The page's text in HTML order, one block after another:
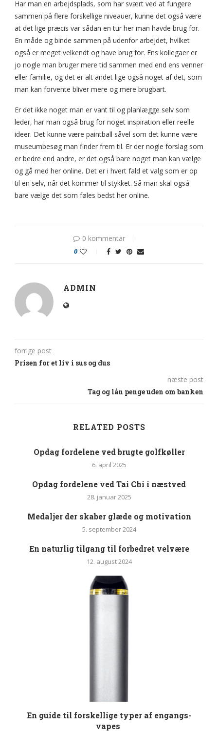
Har man en arbejdsplads, som har svært ved at fungere
sammen på flere forskellige niveauer, kunne det også være
at det lige præcis var sådan en tur her man havde brug for.
En måde og binde sammen på udenfor arbejdet, hvilket
også er meget velkendt og have brug for. Ens kollegaer er
jo nogle man bruger mere tid sammen med end ens venner
eller familie, og det er alt andet lige også noget af det, som
man kan forvente bliver mere og mere brugbart.
Er det ikke noget man er vant til og planlægge selv som
leder, har man også brug for noget inspiration eller reelle
ideer. Det kunne være paintball såvel som det kunne være
museumbesøg man finder frem til. Er der nogle forslag som
er bedre end andre, er det også bare noget man kan vælge
og gå med her online. Det er i hvert fald et valg som er op
til en selv, når det kommer til stykket. Så man skal også
bare vælge det som føles bedst her online.
0 kommentar
0
ADMIN
forrige post
Prisen for et liv i sus og dus
næste post
Tag og lån penge uden om banken
RELATED POSTS
Opdag fordelene ved brugte golfkøller
6. april 2025
Opdag fordelene ved Tai Chi i næstved
28. januar 2025
Medaljer der skaber glæde og motivation
5. september 2024
En naturlig tilgang til forbedret velvære
12. august 2024
En guide til forskellige typer af engangs-
vapes